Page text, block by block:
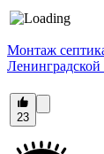
Монтаж
Ленинградской
23